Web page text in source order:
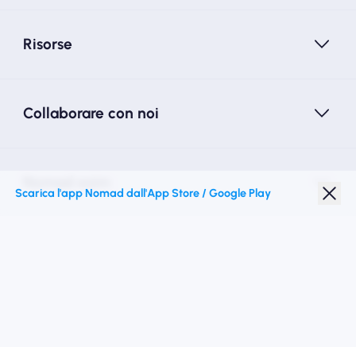
Risorse
Collaborare con noi
Scarica l'app Nomad dall'App Store / Google Play